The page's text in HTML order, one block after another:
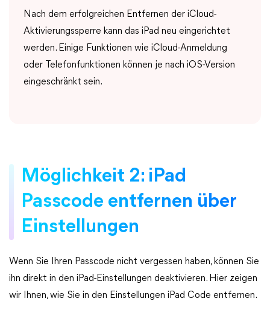
Nach dem erfolgreichen Entfernen der iCloud-
Aktivierungssperre kann das iPad neu eingerichtet
werden. Einige Funktionen wie iCloud-Anmeldung
oder Telefonfunktionen können je nach iOS-Version
eingeschränkt sein.
Möglichkeit 2: iPad
Passcode entfernen über
Einstellungen
Wenn Sie Ihren Passcode nicht vergessen haben, können Sie
ihn direkt in den iPad-Einstellungen deaktivieren. Hier zeigen
wir Ihnen, wie Sie in den Einstellungen iPad Code entfernen.